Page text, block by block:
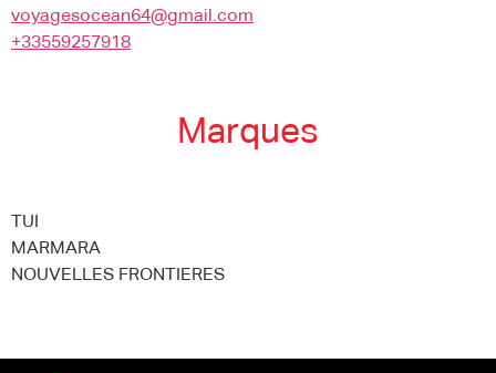
voyagesocean64@gmail.com
+33559257918
Marques
TUI
MARMARA
NOUVELLES FRONTIERES